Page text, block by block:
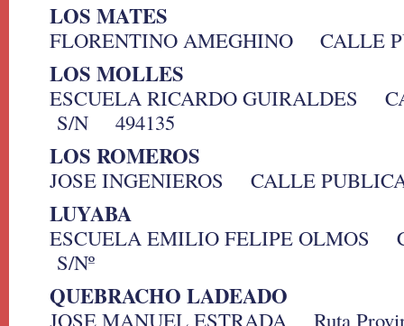
LOS MATES
FLORENTINO AMEGHINO CALLE
LOS MOLLES
ESCUELA RICARDO GUIRALDES
S/N 494135
LOS ROMEROS
JOSE INGENIEROS CALLE
LUYABA
ESCUELA EMILIO FELIPE OLMOS
S/Nº
QUEBRACHO LADEADO
JOSE MANUEL ESTRADA Ruta